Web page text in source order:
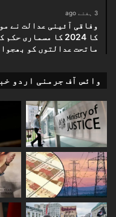
3 ہفتے ago
وفاقی آئینی عدالت نے
کا 2024 کا
ماتحت عدالتوں کو بھجوا
وائس آف جرمنی اردو